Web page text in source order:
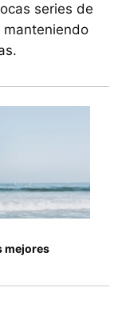
series de
manteniendo
mejores